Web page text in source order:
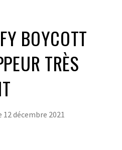
BOYCOTT
TRÈS
12 décembre 2021